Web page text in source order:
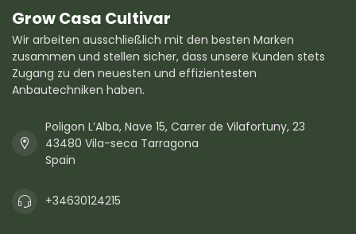
Grow Casa Cultivar
Wir arbeiten ausschließlich mit den besten Marken
zusammen und stellen sicher, dass unsere Kunden stets
Zugang zu den neuesten und effizientesten
Anbautechniken haben.
Poligon L’Alba, Nave 15, Carrer de Vilafortuny, 23
43480 Vila-seca Tarragona
Spain
+34630124215